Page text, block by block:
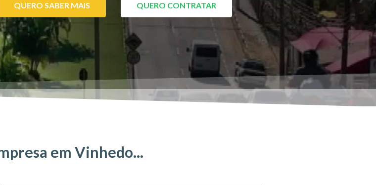
QUERO SABER MAIS QUERO CONTRATAR
em Vinhedo...